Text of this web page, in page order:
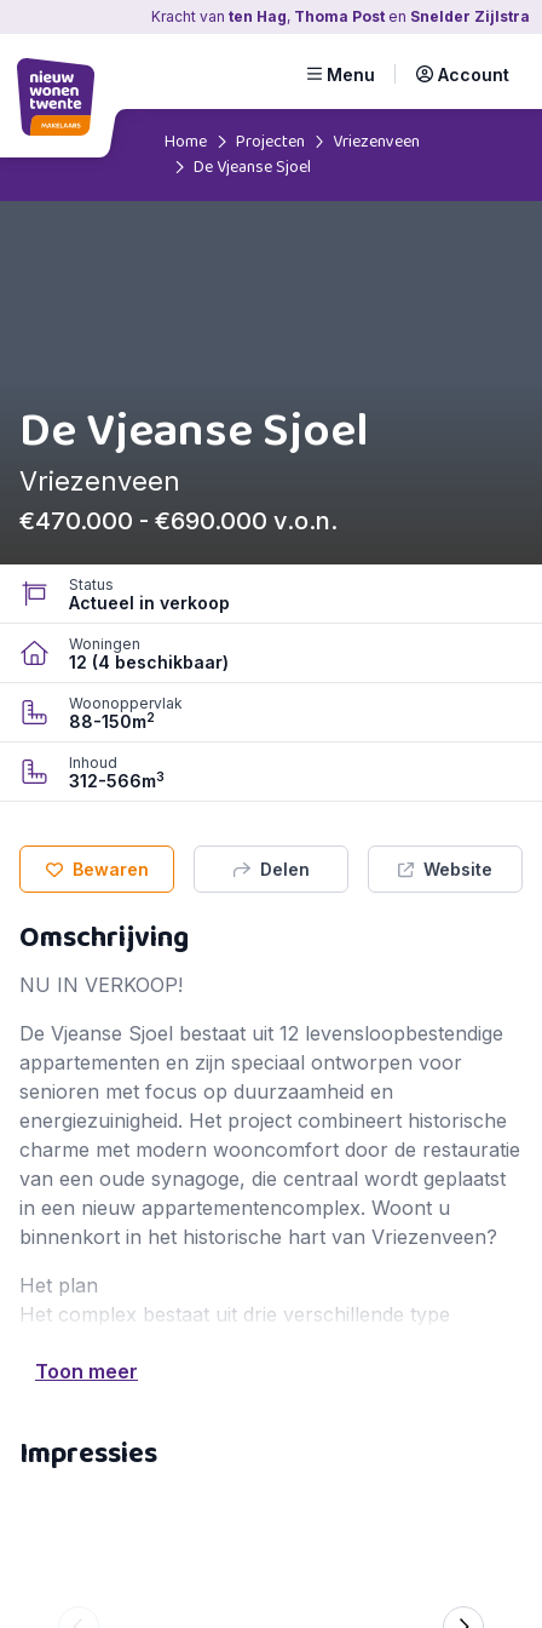
Kracht van ten Hag, Thoma Post en Snelder Zijlstra
Menu Account
Home Projecten
Vriezenveen
De Vjeanse Sjoel
De Vjeanse Sjoel
Vriezenveen
€470.000 - €690.000 v.o.n.
Status
Actueel in verkoop
Woningen
12 (4 beschikbaar)
Woonoppervlak
88-150m2
Inhoud
312-566m3
Bewaren Delen Website
Omschrijving
NU IN VERKOOP!
De Vjeanse Sjoel bestaat uit 12 levensloopbestendige
appartementen en zijn speciaal ontworpen voor
senioren met focus op duurzaamheid en
energiezuinigheid. Het project combineert historische
charme met modern wooncomfort door de restauratie
van een oude synagoge, die centraal wordt geplaatst
in een nieuw appartementencomplex. Woont u
binnenkort in het historische hart van Vriezenveen?
Het plan
Het complex bestaat uit drie verschillende type
slaapkamers en een lichte woonkamer met open
Dit ruime driekamerappartement biedt net dat beetje
Toon meer
Impressies